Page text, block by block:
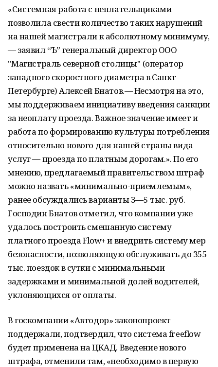
«Системная работа с неплательщиками
позволила свести количество таких нарушений
на нашей магистрали к абсолютному минимуму,
— заявил “Ъ” генеральный директор ООО
''Магистраль северной столицы'' (оператор
западного скоростного диаметра в Санкт-
Петербурге) Алексей Бнатов.— Несмотря на это,
мы поддерживаем инициативу введения санкции
за неоплату проезда. Важное значение имеет и
работа по формированию культуры потребления
относительно нового для нашей страны вида
услуг — проезда по платным дорогам.». По его
мнению, предлагаемый правительством штраф
можно назвать «минимально-приемлемым»,
ранее обсуждались варианты 3—5 тыс. руб.
Господин Бнатов отметил, что компании уже
удалось построить смешанную систему
платного проезда Flow+ и внедрить систему мер
безопасности, позволяющую обслуживать до 355
тыс. поездок в сутки с минимальными
задержками и минимальной долей водителей,
уклоняющихся от оплаты.
В госкомпании «Автодор» законопроект
поддержали, подтвердил, что система freeflow
будет применена на ЦКАД. Введение нового
штрафа, отменили там, «необходимо в первую